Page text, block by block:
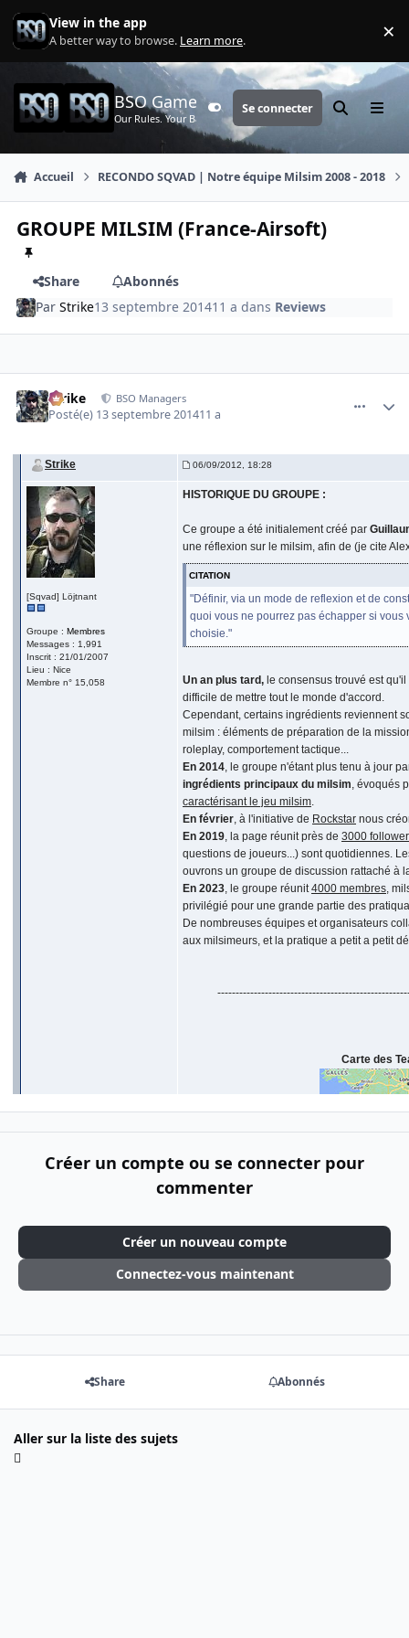
Aller au contenu
View in the app
A better way to browse. Learn more. ×
BSO Games
Our Rules. Your Battle.Customizer
Se connecter Rechercher
Menu
Accueil RECONDO SQVAD | Notre équipe Milsim 2008 - 2018
GROUPE MILSIM (France-Airsoft)
Share
Abonnés
ParStrike13 septembre 201411 a dans Reviews
Strike BSO Managers
Posté(e) 13 septembre 201411 a
Créer un compte ou se connecter pour
commenter
Créer un nouveau compte
Connectez-vous maintenant
Share Abonnés
Aller sur la liste des sujets